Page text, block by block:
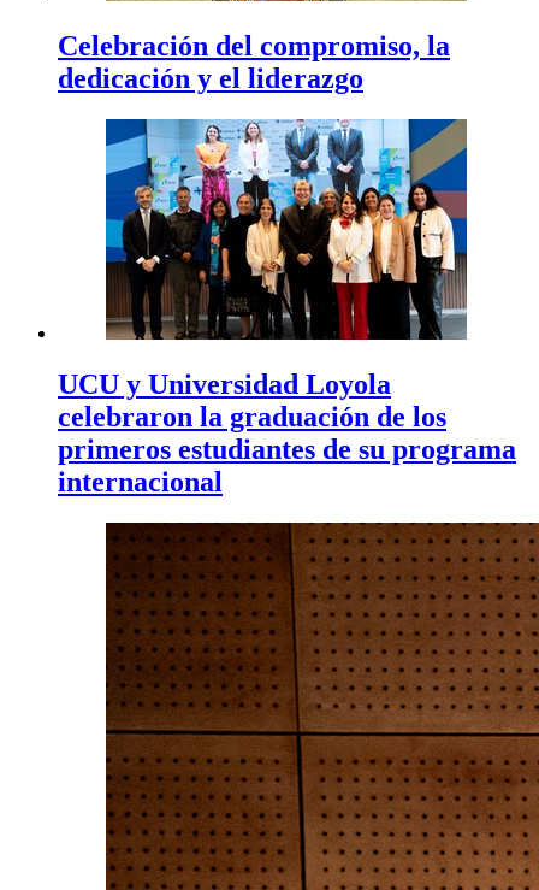
Celebración del compromiso, la
dedicación y el liderazgo
UCU y Universidad Loyola
celebraron la graduación de los
primeros estudiantes de su programa
internacional